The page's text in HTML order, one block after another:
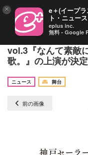
神戸セーラーボー
vol.3『なんて素敵
歌。』の上演が決
ニュース
舞台
前の画像
× e＋(イープ
ト・ニュー
eplus inc.
無料 - Google